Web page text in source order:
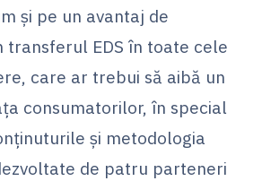
și pe un avantaj de
transferul EDS în toate cele
care ar trebui să aibă un
consumatorilor, în special
și metodologia
de patru parteneri